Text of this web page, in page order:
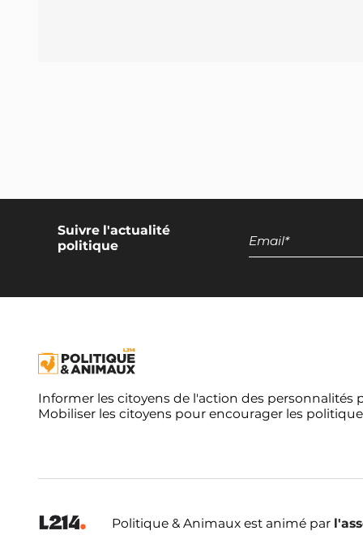
Suivre l'actualité
politique
Informer les citoyens de l'action des personnalités
Mobiliser les citoyens pour encourager les
Politique & Animaux est animé par